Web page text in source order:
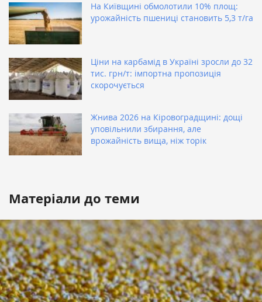
На Київщині обмолотили 10% площ:
урожайність пшениці становить 5,3 т/га
Ціни на карбамід в Україні зросли до 32
тис. грн/т: імпортна пропозиція
скорочується
Жнива 2026 на Кіровоградщині: дощі
уповільнили збирання, але
врожайність вища, ніж торік
Матеріали до теми